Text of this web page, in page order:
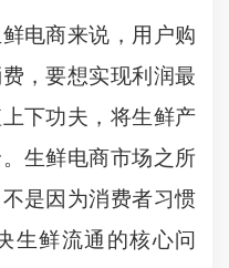
电商来说，用户购
，要想实现利润最
下功夫，将生鲜产
生鲜电商市场之所
是因为消费者习惯
生鲜流通的核心问